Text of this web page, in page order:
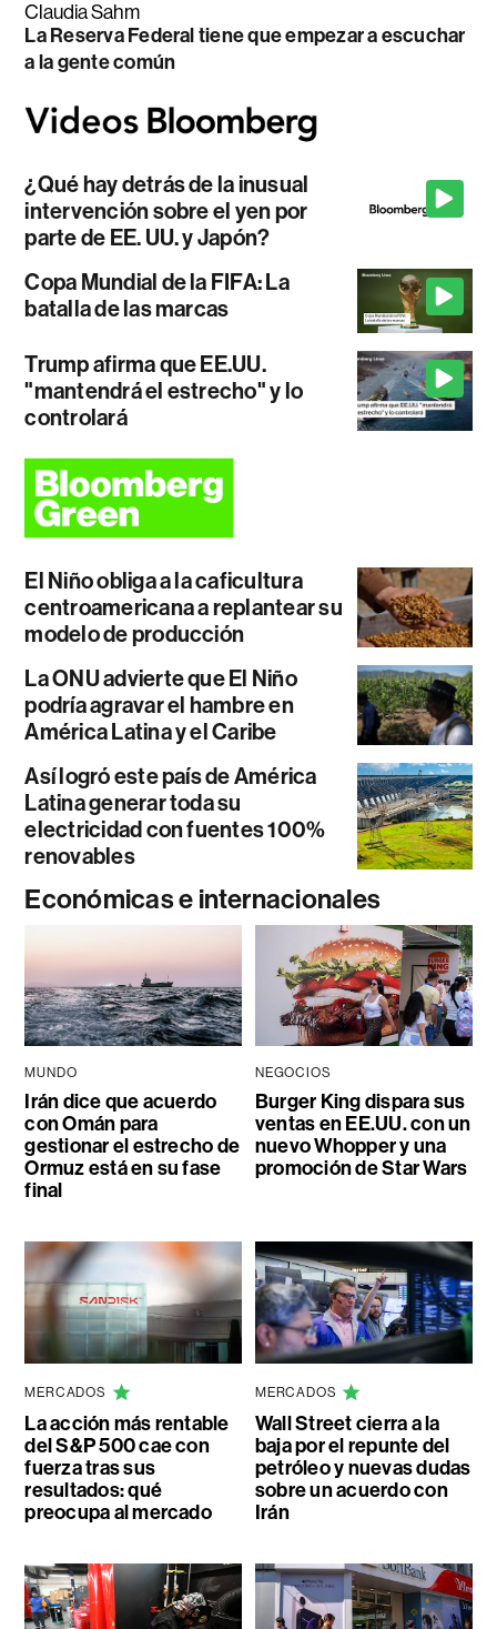
Claudia Sahm
La Reserva Federal tiene que empezar a escuchar
a la gente común
¿Qué hay detrás de la inusual
intervención sobre el yen por
parte de EE. UU. y Japón?
Copa Mundial de la FIFA: La
batalla de las marcas
Trump afirma que EE.UU.
"mantendrá el estrecho" y lo
controlará
El Niño obliga a la caficultura
centroamericana a replantear su
modelo de producción
La ONU advierte que El Niño
podría agravar el hambre en
América Latina y el Caribe
Así logró este país de América
Latina generar toda su
electricidad con fuentes 100%
renovables
Económicas e internacionales
MUNDO
Irán dice que acuerdo
con Omán para
gestionar el estrecho de
Ormuz está en su fase
final
NEGOCIOS
Burger King dispara sus
ventas en EE.UU. con un
nuevo Whopper y una
promoción de Star Wars
MERCADOS
La acción más rentable
del S&P 500 cae con
fuerza tras sus
resultados: qué
preocupa al mercado
MERCADOS
Wall Street cierra a la
baja por el repunte del
petróleo y nuevas dudas
sobre un acuerdo con
Irán